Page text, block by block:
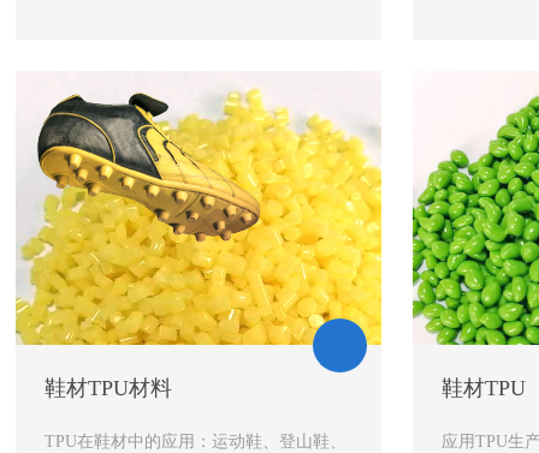
鞋材TPU材料
TPU在鞋材中的应用：运动鞋、登山鞋、
鞋材TPU
应用TPU生